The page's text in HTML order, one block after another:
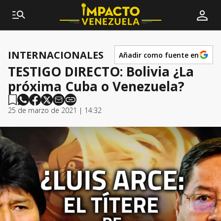
INTERNACIONALES Añadir como fuente en
TESTIGO DIRECTO: Bolivia ¿La
próxima Cuba o Venezuela?
25 de marzo de 2021 | 14:32